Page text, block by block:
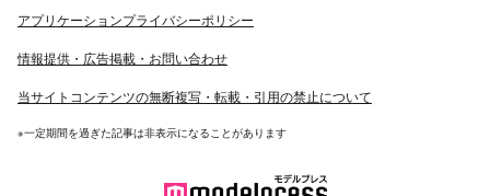
アプリケーションプライバシーポリシー
情報提供・広告掲載・お問い合わせ
当サイトコンテンツの無断複写・転載・引用の禁止について
※一定期間を過ぎた記事は非表示になることがあります